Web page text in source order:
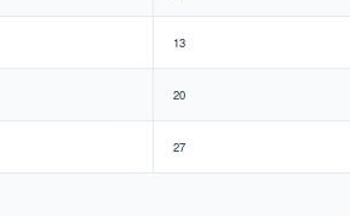
13
20
27